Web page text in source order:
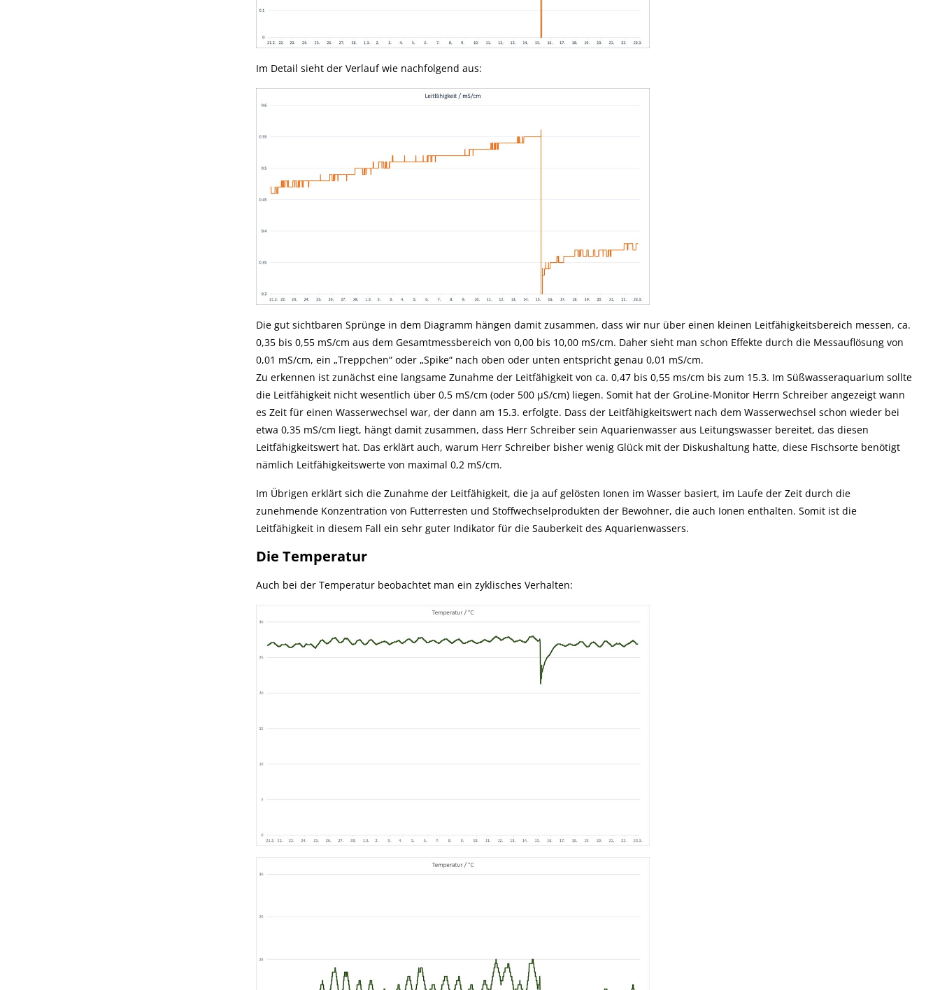
Im Detail sieht der Verlauf wie nachfolgend aus:
Die gut sichtbaren Sprünge in dem Diagramm hängen damit zusammen, dass wir nur über einen kleinen Leitfähigkeitsbereich messen, ca.
0,35 bis 0,55 mS/cm aus dem Gesamtmessbereich von 0,00 bis 10,00 mS/cm. Daher sieht man schon Effekte durch die Messauflösung von
0,01 mS/cm, ein „Treppchen“ oder „Spike“ nach oben oder unten entspricht genau 0,01 mS/cm.
Zu erkennen ist zunächst eine langsame Zunahme der Leitfähigkeit von ca. 0,47 bis 0,55 ms/cm bis zum 15.3. Im Süßwasseraquarium sollte
die Leitfähigkeit nicht wesentlich über 0,5 mS/cm (oder 500 µS/cm) liegen. Somit hat der GroLine-Monitor Herrn Schreiber angezeigt wann
es Zeit für einen Wasserwechsel war, der dann am 15.3. erfolgte. Dass der Leitfähigkeitswert nach dem Wasserwechsel schon wieder bei
etwa 0,35 mS/cm liegt, hängt damit zusammen, dass Herr Schreiber sein Aquarienwasser aus Leitungswasser bereitet, das diesen
Leitfähigkeitswert hat. Das erklärt auch, warum Herr Schreiber bisher wenig Glück mit der Diskushaltung hatte, diese Fischsorte benötigt
nämlich Leitfähigkeitswerte von maximal 0,2 mS/cm.
Im Übrigen erklärt sich die Zunahme der Leitfähigkeit, die ja auf gelösten Ionen im Wasser basiert, im Laufe der Zeit durch die
zunehmende Konzentration von Futterresten und Stoffwechselprodukten der Bewohner, die auch Ionen enthalten. Somit ist die
Leitfähigkeit in diesem Fall ein sehr guter Indikator für die Sauberkeit des Aquarienwassers.
Die Temperatur
Auch bei der Temperatur beobachtet man ein zyklisches Verhalten: